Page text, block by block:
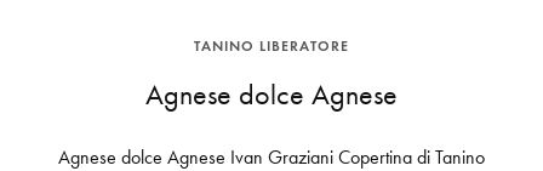
TANINO LIBERATORE
Agnese dolce Agnese
Agnese dolce Agnese Ivan Graziani Copertina di Tanino